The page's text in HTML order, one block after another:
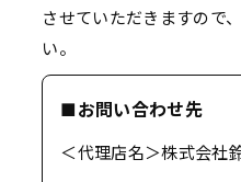
させていただきますので
い。
■お問い合わせ先
＜代理店名＞株式会社